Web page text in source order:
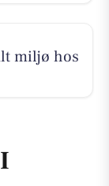
miljø hos